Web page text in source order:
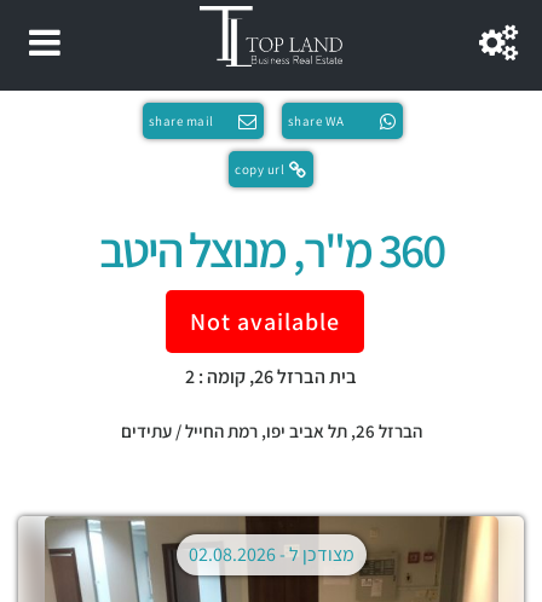
share WA
share mail
copy url
360 מ"ר, מנוצל היטב
Not available
בית הברזל 26, קומה : 2
הברזל 26, תל אביב יפו,רמת החייל / עתידים
מצודכן ל -02.08.2026